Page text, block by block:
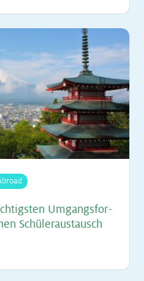
Um­gangs­for­
Schü­ler­aus­tausch